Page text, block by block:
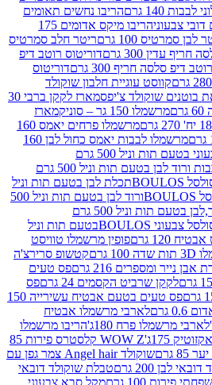
הריבו נחשים תאומים
הריבו מיקס אדומים 175
גרם
ריטר חלב סמרטיס
דוריטוס רוטב דיפ
300 גרם
דוריטוס
עוגיית חלבון שוקולד
צ'יפס
מארז לקקן ברבי 30
גר – סוניק
מארז
מרשמלו פרחים יאמס 160
מרשמלו לבבות יאמס כחול לבן 160
ממתק מרשמלו פרחים צבעוני בטעם תות וניל 500 גרם
ממתק מרשמלו לבבות ורוד לבן בטעם תות וניל 500 גרם
ממתק מרשמלו מסולסל BOULOSתכלת לבן בטעם תות וניל
ממתק מרשמלו מסולסל BOULOSורוד לבן בטעם תות וניל 500
ממתק מרשמלו כריות ורוד,לבן בטעם תות וניל 500 גרם
ממתק מרשמלו מסולסל צבעוני BOULOSבטעם תות וניל
פופין מרשמלו טוויסט
קטשופ סרירצ'ה
216 גרם
פס טעים
הקסמים 24 גרם
פס
פס טעים בטעם אבטיח עשירייה 150
לארבי מרשמלו אבטיח
פרח 180ג'
הריבו מרשמלו
WOW Z קלסטרס פירות 85
שוקולד Angel hair צמר גפן עם
טבלת שוקולד דובאי
מקל סבא צבעוני